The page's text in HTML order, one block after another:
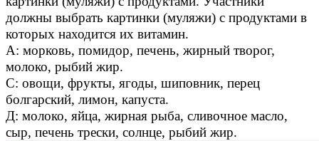
должны выбрать картинки (муляжи) с продуктами в
которых находится их витамин.
А: морковь, помидор, печень, жирный творог,
молоко, рыбий жир.
С: овощи, фрукты, ягоды, шиповник, перец
болгарский, лимон, капуста.
Д: молоко, яйца, жирная рыба, сливочное масло,
сыр, печень трески, солнце, рыбий жир.